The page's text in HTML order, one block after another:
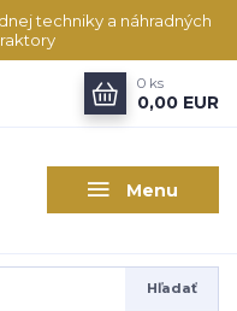
techniky a náhradných
Menu
Hľadať
0 ks
0,00 EUR